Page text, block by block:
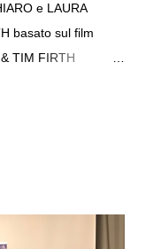
e LAURA
basato sul film
TIM FIRTH